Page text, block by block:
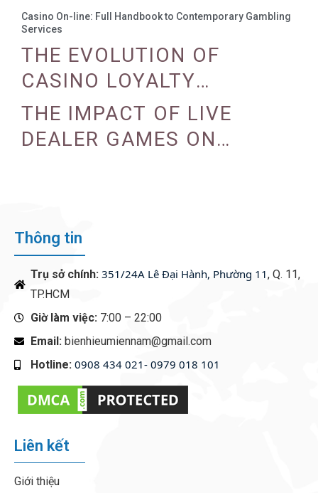
Casino On-line: Full Handbook to Contemporary Gambling
Services
THE EVOLUTION OF
CASINO LOYALTY
PROGRAMS
THE IMPACT OF LIVE
DEALER GAMES ON
Thông tin
Trụ sở chính: 351/24A Lê Đại Hành, Phường 11, Q. 11,
TP.HCM
Giờ làm việc: 7:00 – 22:00
Email: bienhieumiennam@gmail.com
Hotline: 0908 434 021- 0979 018 101
Liên kết
Giới thiệu